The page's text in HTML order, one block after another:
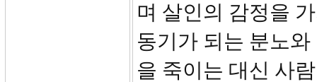
며 살인의 감정을
동기가 되는 분노
을 죽이는 대신 사